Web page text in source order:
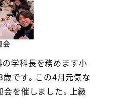
会
学科長を務めます小
です。この4月元気な
会を催しました。上級